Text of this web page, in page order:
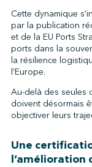
Cette dynamique
par la publication
et de la EU Ports
ports dans la
la résilience
l’Europe.
Au-delà des seules
doivent désormais
objectiver leurs
Une
l’amélioration